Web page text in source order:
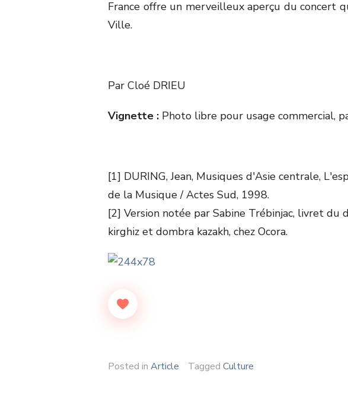
France offre un merveilleux aperçu du concert
Ville.
Par Cloé DRIEU
Vignette : Photo libre pour usage commercial,
[1] DURING, Jean, Musiques d'Asie centrale,
de la Musique / Actes Sud, 1998.
[2] Version notée par Sabine Trébinjac, livret du
kirghiz et dombra kazakh, chez Ocora.
Posted in Article Tagged Culture